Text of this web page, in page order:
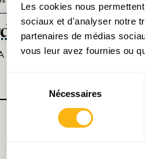
Les cookies nous
sociaux et d'analyser notre
partenaires de médias
vous leur avez fournies ou
consentement
Nécessaires
économique et